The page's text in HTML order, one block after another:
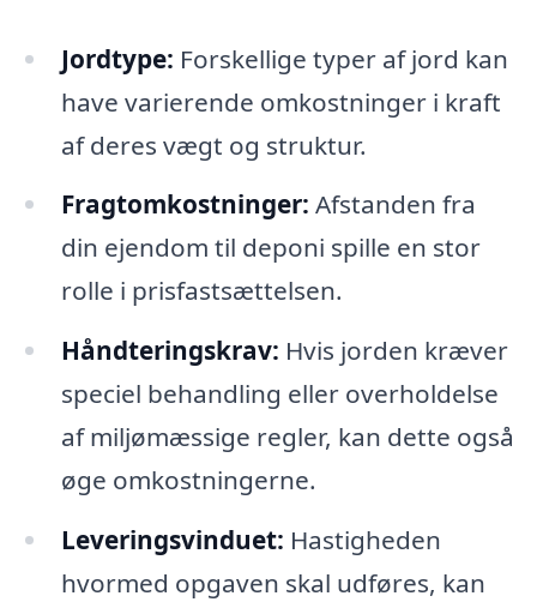
Jordtype: Forskellige typer af jord kan
have varierende omkostninger i kraft
af deres vægt og struktur.
Fragtomkostninger: Afstanden fra
din ejendom til deponi spille en stor
rolle i prisfastsættelsen.
Håndteringskrav: Hvis jorden kræver
speciel behandling eller overholdelse
af miljømæssige regler, kan dette også
øge omkostningerne.
Leveringsvinduet: Hastigheden
hvormed opgaven skal udføres, kan